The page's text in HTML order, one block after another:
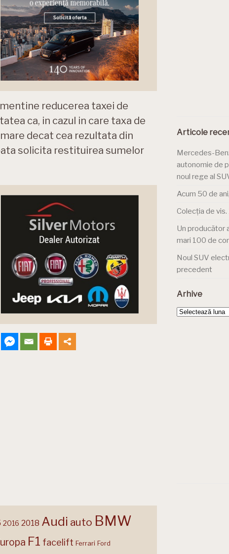
reducerea taxei de
ca, in cazul in care taxa de
decat cea rezultata din
solicita restituirea sumelor
Articole
Mercedes-
autonomie de
noul rege al
Acum 50 de
Colecția de
Un producător
mari 100 de
Noul SUV
precedent
Arhive
Arhive
2016 2018 Audi auto BMW
F1 facelift Ferrari Ford